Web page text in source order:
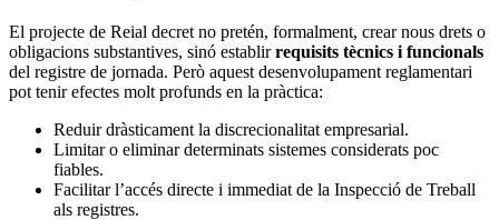
El projecte de Reial decret no pretén, formalment, crear nous drets o
obligacions substantives, sinó establirrequisits tècnics i funcionals
del registre de jornada. Però aquest desenvolupament reglamentari
pot tenir efectes molt profunds en la pràctica:
Reduir dràsticament la discrecionalitat empresarial.
Limitar o eliminar determinats sistemes considerats poc
fiables.
Facilitar l’accés directe i immediat de la Inspecció de Treball
als registres.